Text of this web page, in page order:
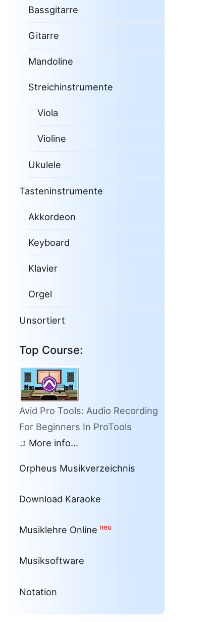
Bassgitarre
Gitarre
Mandoline
Streichinstrumente
Viola
Violine
Ukulele
Tasteninstrumente
Akkordeon
Keyboard
Klavier
Orgel
Unsortiert
Top Course:
Avid Pro Tools: Audio Recording
For Beginners In ProTools
♫ More info...
Orpheus Musikverzeichnis
Download Karaoke
Musiklehre Online neu
Musiksoftware
Notation